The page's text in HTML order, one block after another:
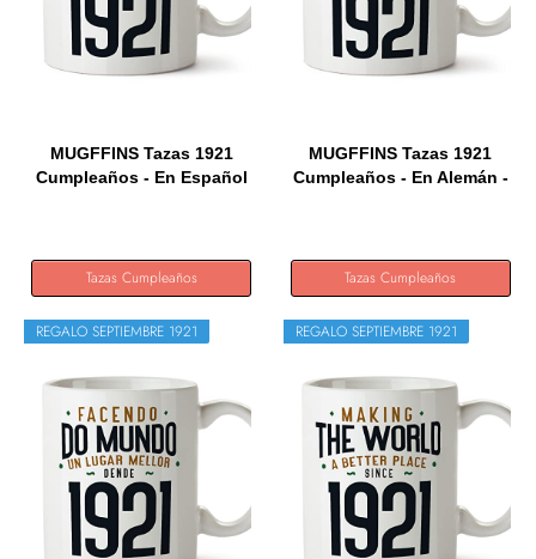
MUGFFINS Tazas 1921
Cumpleaños - En Español
Tazas Cumpleaños
MUGFFINS Tazas 1921
Cumpleaños - En Alemán -
Tazas Cumpleaños
REGALO SEPTIEMBRE 1921 REGALO SEPTIEMBRE 1921